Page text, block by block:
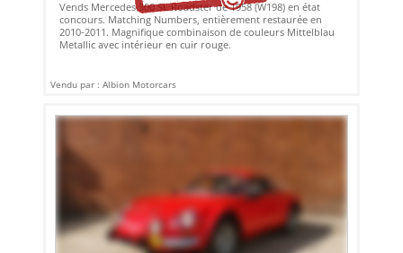
Vends Mercedes 300 SL Roadster de 1958 (W198) en état
concours. Matching Numbers, entièrement restaurée en
2010-2011. Magnifique combinaison de couleurs Mittelblau
Metallic avec intérieur en cuir rouge.
Vendu par : Albion Motorcars